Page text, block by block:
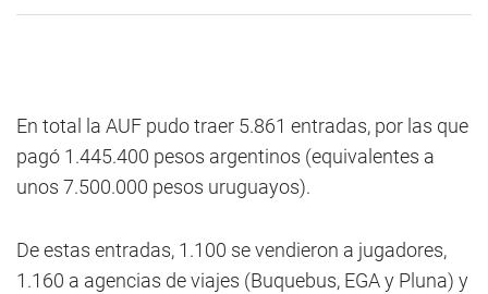
En total la AUF pudo traer 5.861 entradas, por las que
pagó 1.445.400 pesos argentinos (equivalentes a
unos 7.500.000 pesos uruguayos).
De estas entradas, 1.100 se vendieron a jugadores,
1.160 a agencias de viajes (Buquebus, EGA y Pluna) y